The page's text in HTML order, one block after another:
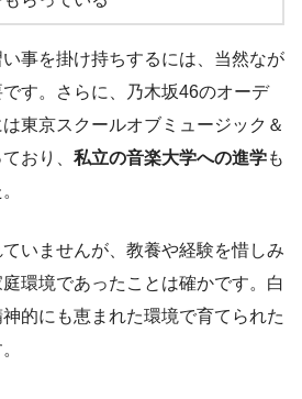
事を掛け持ちするには、当然なが
す。さらに、乃木坂46のオーデ
東京スクールオブミュージック＆
おり、 私立の音楽大学への進学も
いませんが、教養や経験を惜しみ
環境であったことは確かです。白
的にも恵まれた環境で育てられた